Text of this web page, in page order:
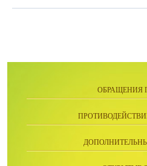
ОБРАЩЕНИЯ